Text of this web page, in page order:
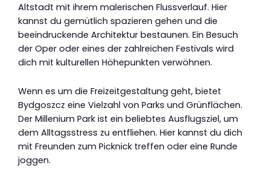
Altstadt mit ihrem malerischen Flussverlauf. Hier
kannst du gemütlich spazieren gehen und die
beeindruckende Architektur bestaunen. Ein Besuch
der Oper oder eines der zahlreichen Festivals wird
dich mit kulturellen Höhepunkten verwöhnen.
Wenn es um die Freizeitgestaltung geht, bietet
Bydgoszcz eine Vielzahl von Parks und Grünflächen.
Der Millenium Park ist ein beliebtes Ausflugsziel, um
dem Alltagsstress zu entfliehen. Hier kannst du dich
mit Freunden zum Picknick treffen oder eine Runde
joggen.